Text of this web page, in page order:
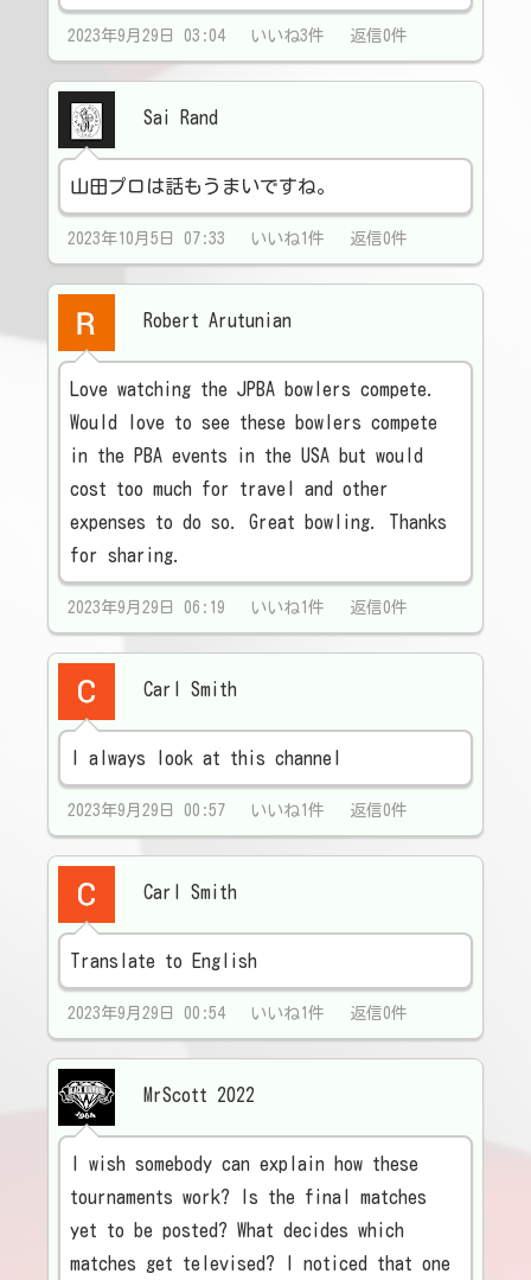
2023年9月29日 03:04 いいね3件 返信0件
Sai Rand
山田プロは話もうまいですね。
2023年10月5日 07:33 いいね1件 返信0件
Robert Arutunian
Love watching the JPBA bowlers compete.
Would love to see these bowlers compete
in the PBA events in the USA but would
cost too much for travel and other
expenses to do so. Great bowling. Thanks
for sharing.
2023年9月29日 06:19 いいね1件 返信0件
Carl Smith
I always look at this channel
2023年9月29日 00:57 いいね1件 返信0件
Carl Smith
Translate to English
2023年9月29日 00:54 いいね1件 返信0件
MrScott 2022
I wish somebody can explain how these
tournaments work? Is the final matches
yet to be posted? What decides which
matches get televised? I noticed that one